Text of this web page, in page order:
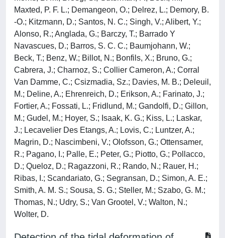
Maxted, P. F. L.; Demangeon, O.; Delrez, L.; Demory, B.
-O.; Kitzmann, D.; Santos, N. C.; Singh, V.; Alibert, Y.;
Alonso, R.; Anglada, G.; Barczy, T.; Barrado Y
Navascues, D.; Barros, S. C. C.; Baumjohann, W.;
Beck, T.; Benz, W.; Billot, N.; Bonfils, X.; Bruno, G.;
Cabrera, J.; Charnoz, S.; Collier Cameron, A.; Corral
Van Damme, C.; Csizmadia, Sz.; Davies, M. B.; Deleuil,
M.; Deline, A.; Ehrenreich, D.; Erikson, A.; Farinato, J.;
Fortier, A.; Fossati, L.; Fridlund, M.; Gandolfi, D.; Gillon,
M.; Gudel, M.; Hoyer, S.; Isaak, K. G.; Kiss, L.; Laskar,
J.; Lecavelier Des Etangs, A.; Lovis, C.; Luntzer, A.;
Magrin, D.; Nascimbeni, V.; Olofsson, G.; Ottensamer,
R.; Pagano, I.; Palle, E.; Peter, G.; Piotto, G.; Pollacco,
D.; Queloz, D.; Ragazzoni, R.; Rando, N.; Rauer, H.;
Ribas, I.; Scandariato, G.; Segransan, D.; Simon, A. E.;
Smith, A. M. S.; Sousa, S. G.; Steller, M.; Szabo, G. M.;
Thomas, N.; Udry, S.; Van Grootel, V.; Walton, N.;
Wolter, D.